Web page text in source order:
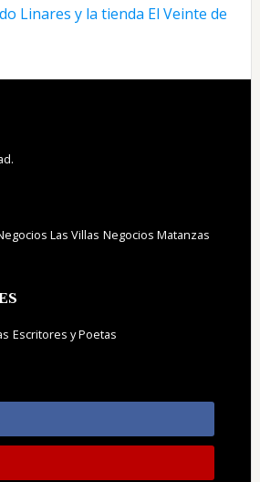
Linares y la tienda El Veinte de
Las Villas Negocios Matanzas
Escritores y Poetas